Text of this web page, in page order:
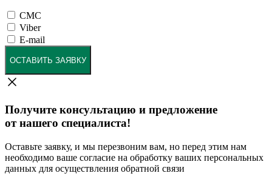
СМС
Viber
E-mail
ОСТАВИТЬ ЗАЯВКУ
Получите консультацию и предложение
от нашего специалиста!
Оставьте заявку, и мы перезвоним вам, но перед этим нам
необходимо ваше согласие на обработку ваших персональных
данных для осуществления обратной связи